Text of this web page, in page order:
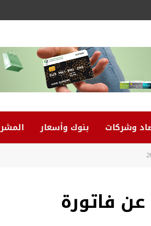
وشركات بنوك وأسعار
فاتورة